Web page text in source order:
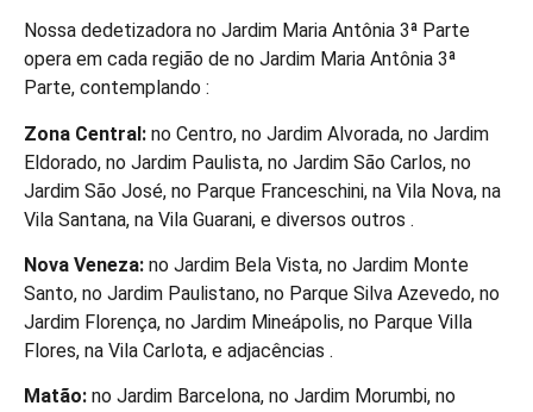
Nossa dedetizadora no Jardim Maria Antônia 3ª Parte
opera em cada região de no Jardim Maria Antônia 3ª
Parte, contemplando :
Zona Central: no Centro, no Jardim Alvorada, no Jardim
Eldorado, no Jardim Paulista, no Jardim São Carlos, no
Jardim São José, no Parque Franceschini, na Vila Nova, na
Vila Santana, na Vila Guarani, e diversos outros .
Nova Veneza: no Jardim Bela Vista, no Jardim Monte
Santo, no Jardim Paulistano, no Parque Silva Azevedo, no
Jardim Florença, no Jardim Mineápolis, no Parque Villa
Flores, na Vila Carlota, e adjacências .
Matão: no Jardim Barcelona, no Jardim Morumbi, no